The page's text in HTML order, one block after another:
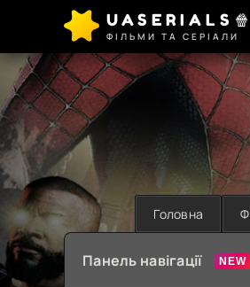
UASERIALS🍿
ФІЛЬМИ ТА СЕРІАЛИ
Головна
Панель навігації